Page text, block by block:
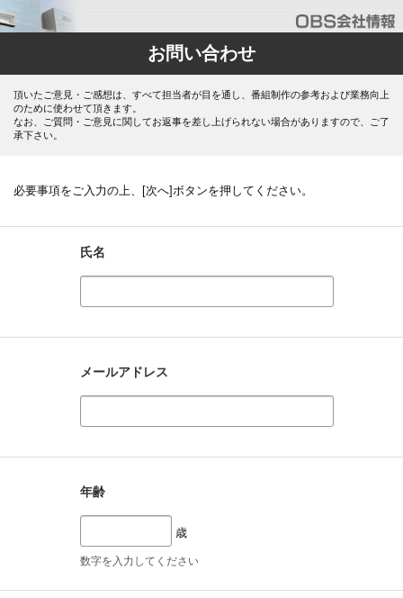
お問い合わせ
頂いたご意見・ご感想は、すべて担当者が目を通し、番組制作の参考および業務向上
のために使わせて頂きます。
なお、ご質問・ご意見に関してお返事を差し上げられない場合がありますので、ご了
承下さい。
必要事項をご入力の上、[次へ]ボタンを押してください。
氏名
メールアドレス
年齢
歳
数字を入力してください